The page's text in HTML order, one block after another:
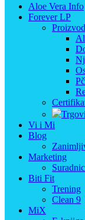
Aloe Vera Info
Forever LP
Vi i Mi
Blog
Marketing
Biti Fit
Trening
Clean 9
MiX